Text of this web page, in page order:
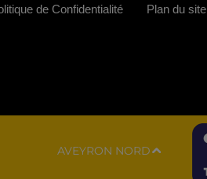
AVEYRON NORD
de Confidentialité Plan du site